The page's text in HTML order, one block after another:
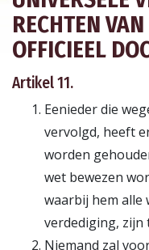
RECHTEN
OFFICIEEL
Artikel 11.
Eenieder die
vervolgd, heeft
worden
wet bewezen
waarbij hem alle
verdediging, zijn
Niemand zal